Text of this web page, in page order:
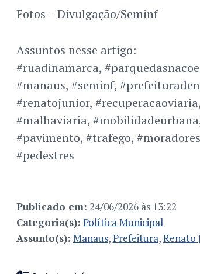
Fotos – Divulgação/Seminf
Assuntos nesse artigo:
#ruadinamarca,
#manaus, #seminf,
#renatojunior,
#malhaviaria,
#pavimento, #trafego,
#pedestres
Publicado em: 24/06/2026 às 13:22
Categoria(s): Política Municipal
Assunto(s): Manaus,Prefeitura,Renato